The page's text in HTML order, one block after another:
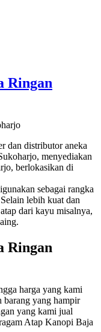
Ringan
dan distributor aneka
menyediakan
berlokasikan di
sebagai rangka
lebih kuat dan
dari kayu misalnya,
Ringan
harga yang kami
barang yang hampir
yang kami jual
Atap Kanopi Baja